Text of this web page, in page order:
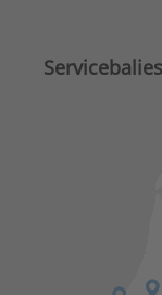
Servicebalies